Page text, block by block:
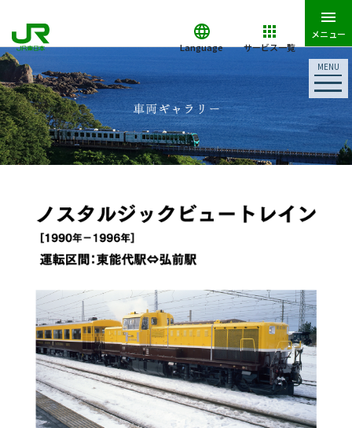
MENU
Language サービス一覧
メニュー